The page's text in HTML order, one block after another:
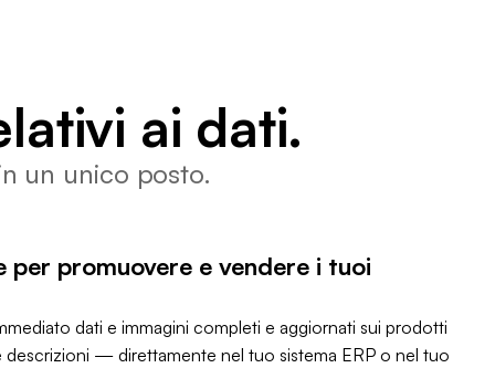
ai dati.
un unico posto.
per promuovere e vendere i tuoi
dati e immagini completi e aggiornati sui prodotti
— direttamente nel tuo sistema ERP o nel tuo